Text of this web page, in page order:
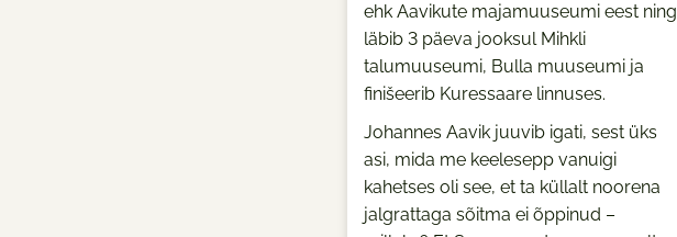
ehk Aavikute majamuuseumi eest ning
läbib 3 päeva jooksul Mihkli
talumuuseumi, Bulla muuseumi ja
finišeerib Kuressaare linnuses.
Johannes Aavik juuvib igati, sest üks
asi, mida me keelesepp vanuigi
kahetses oli see, et ta küllalt noorena
jalgrattaga sõitma ei õppinud –